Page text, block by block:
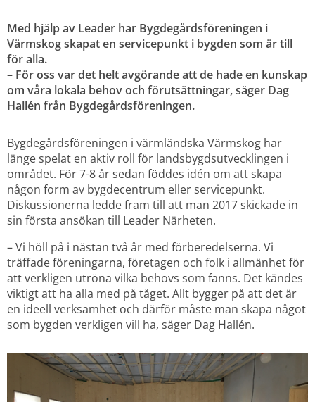
Med hjälp av Leader har Bygdegårdsföreningen i
Värmskog skapat en servicepunkt i bygden som är till
för alla.
– För oss var det helt avgörande att de hade en kunskap
om våra lokala behov och förutsättningar, säger Dag
Hallén från Bygdegårdsföreningen.
Bygdegårdsföreningen i värmländska Värmskog har
länge spelat en aktiv roll för landsbygdsutvecklingen i
området. För 7-8 år sedan föddes idén om att skapa
någon form av bygdecentrum eller servicepunkt.
Diskussionerna ledde fram till att man 2017 skickade in
sin första ansökan till Leader Närheten.
– Vi höll på i nästan två år med förberedelserna. Vi
träffade föreningarna, företagen och folk i allmänhet för
att verkligen utröna vilka behovs som fanns. Det kändes
viktigt att ha alla med på tåget. Allt bygger på att det är
en ideell verksamhet och därför måste man skapa något
som bygden verkligen vill ha, säger Dag Hallén.